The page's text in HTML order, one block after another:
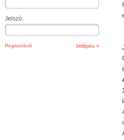
Jelszó:
Regisztráció